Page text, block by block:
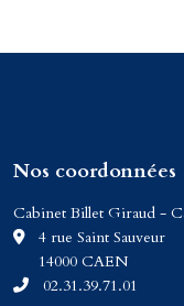
Nos coordonnées
Cabinet Billet Giraud -
4 rue Saint Sauveur
14000 CAEN
02.31.39.71.01